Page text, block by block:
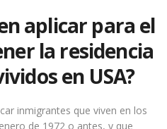
aplicar para el
la residencia
en USA?
inmigrantes que viven en los
de 1972 o antes, y que